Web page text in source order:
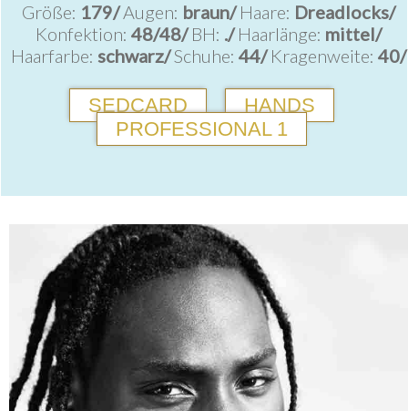
Größe: 179/Augen: braun/Haare: Dreadlocks/
Konfektion: 48/48/BH: ./Haarlänge: mittel/
Haarfarbe: schwarz/Schuhe: 44/Kragenweite: 40/
SEDCARD
HANDS
PROFESSIONAL 1